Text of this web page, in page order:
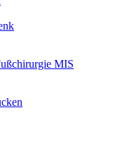
MIS